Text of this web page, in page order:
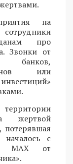
на
про
Звонки от
банков,
или
жертвой
потерявшая
с
MAX от